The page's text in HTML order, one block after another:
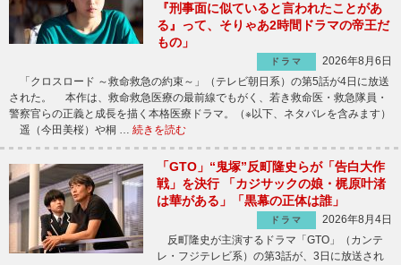
『刑事面に似ていると言われたことがあ
る』って、そりゃあ2時間ドラマの帝王だ
もの」
ドラマ
2026年8月6日
「クロスロード ～救命救急の約束～」（テレビ朝日系）の第5話が4日に放送
された。 本作は、救命救急医療の最前線でもがく、若き救命医・救急隊員・
警察官らの正義と成長を描く本格医療ドラマ。（※以下、ネタバレを含みます）
遥（今田美桜）や桐 … 続きを読む
「GTO」“鬼塚”反町隆史らが「告白大作
戦」を決行 「カジサックの娘・梶原叶渚
は華がある」「黒幕の正体は誰」
ドラマ
2026年8月4日
反町隆史が主演するドラマ「GTO」（カンテ
レ・フジテレビ系）の第3話が、3日に放送され